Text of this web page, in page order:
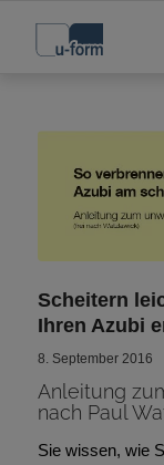
Scheitern
Ihren Azubi
8. September 2016
Anleitung
nach Paul
Sie wissen, wie